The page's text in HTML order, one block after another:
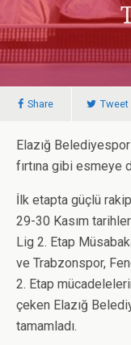
Share Tweet
Elazığ Belediyespor
fırtına gibi esmeye
İlk etapta güçlü
29-30 Kasım
Lig 2. Etap
ve Trabzonspor,
2. Etap
çeken Elazığ
tamamladı.